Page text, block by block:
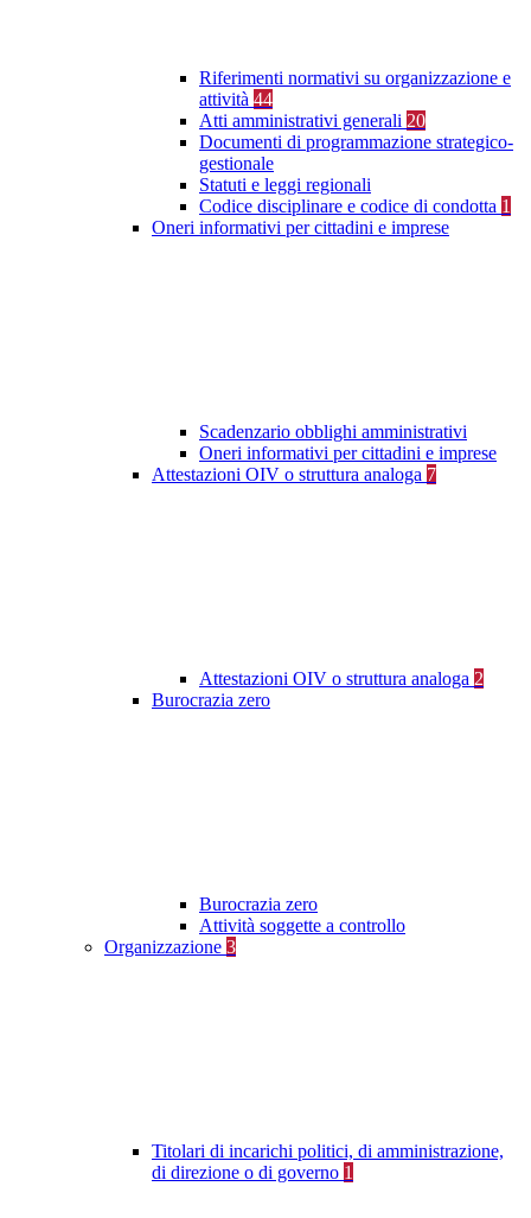
Riferimenti normativi su organizzazione e
attività 44
Atti amministrativi generali 20
Documenti di programmazione strategico-
gestionale
Statuti e leggi regionali
Codice disciplinare e codice di condotta 1
Oneri informativi per cittadini e imprese
Scadenzario obblighi amministrativi
Oneri informativi per cittadini e imprese
Attestazioni OIV o struttura analoga 7
Attestazioni OIV o struttura analoga 2
Burocrazia zero
Burocrazia zero
Attività soggette a controllo
Organizzazione 3
Titolari di incarichi politici, di amministrazione,
di direzione o di governo 1